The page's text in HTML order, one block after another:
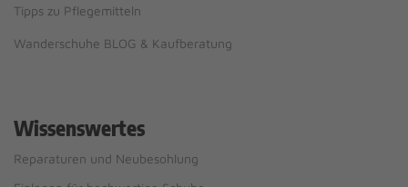
Tipps zu Pflegemitteln
Wanderschuhe BLOG & Kaufberatung
Wissenswertes
Reparaturen und Neubesohlung